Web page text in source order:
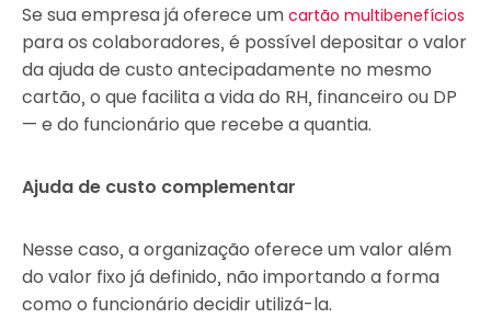
Se sua empresa já oferece um cartão multibenefícios
para os colaboradores, é possível depositar o valor
da ajuda de custo antecipadamente no mesmo
cartão, o que facilita a vida do RH, financeiro ou DP
— e do funcionário que recebe a quantia.
Ajuda de custo complementar
Nesse caso, a organização oferece um valor além
do valor fixo já definido, não importando a forma
como o funcionário decidir utilizá-la.